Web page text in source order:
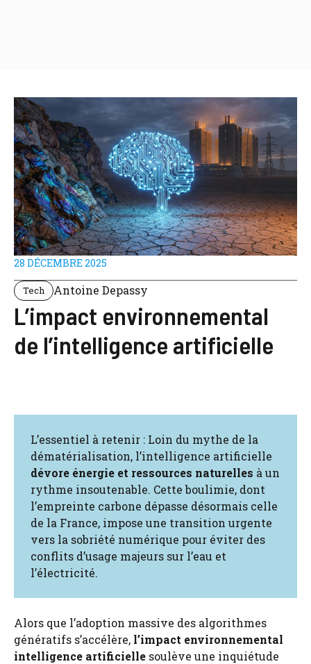
28 DÉCEMBRE 2025
Tech Antoine Depassy
L’impact environnemental
de l’intelligence artificielle
L’essentiel à retenir : Loin du mythe de la
dématérialisation, l’intelligence artificielle
dévore énergie et ressources naturelles à un
rythme insoutenable. Cette boulimie, dont
l’empreinte carbone dépasse désormais celle
de la France, impose une transition urgente
vers la sobriété numérique pour éviter des
conflits d’usage majeurs sur l’eau et
l’électricité.
Alors que l’adoption massive des algorithmes
génératifs s’accélère, l’impact environnemental
intelligence artificielle soulève une inquiétude